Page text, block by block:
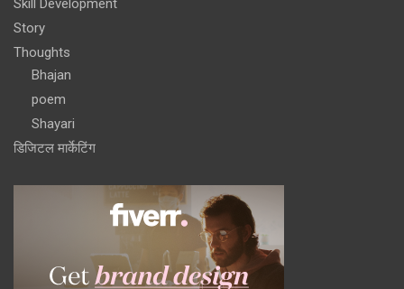
Skill Development
Story
Thoughts
Bhajan
poem
Shayari
डिजिटल मार्केटिंग